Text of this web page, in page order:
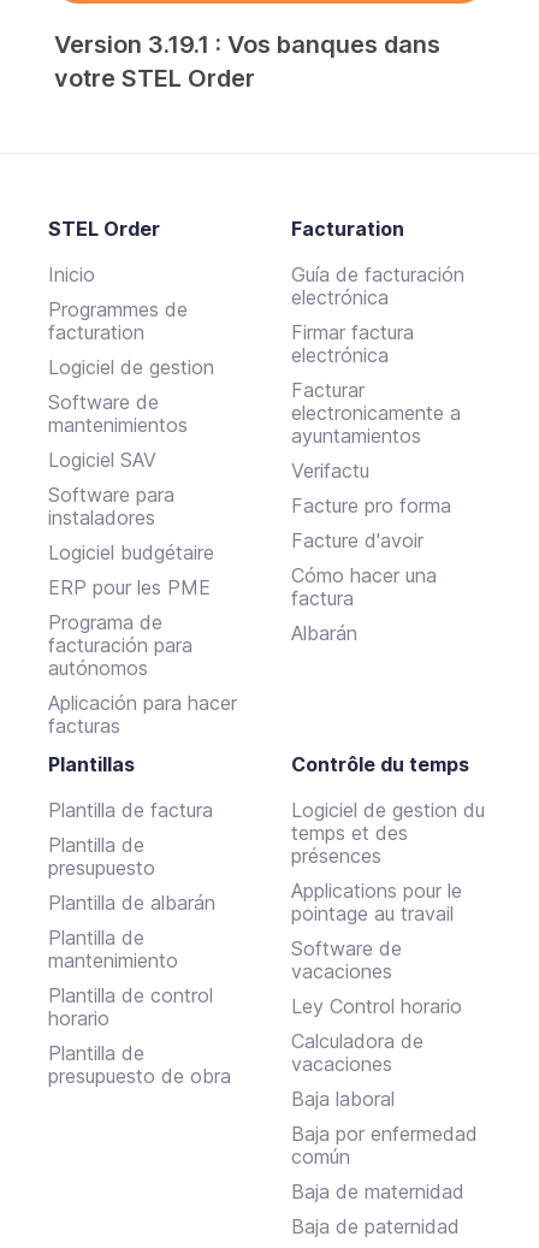
Version 3.19.1 : Vos banques dans
votre STEL Order
STEL Order
Inicio
Programmes de
facturation
Logiciel de gestion
Software de
mantenimientos
Logiciel SAV
Software para
instaladores
Logiciel budgétaire
ERP pour les PME
Programa de
facturación para
autónomos
Aplicación para hacer
facturas
Facturation
Guía de facturación
electrónica
Firmar factura
electrónica
Facturar
electronicamente a
ayuntamientos
Verifactu
Facture pro forma
Facture d'avoir
Cómo hacer una
factura
Albarán
Plantillas
Plantilla de factura
Plantilla de
presupuesto
Plantilla de albarán
Plantilla de
mantenimiento
Plantilla de control
horario
Plantilla de
presupuesto de obra
Contrôle du temps
Logiciel de gestion du
temps et des
présences
Applications pour le
pointage au travail
Software de
vacaciones
Ley Control horario
Calculadora de
vacaciones
Baja laboral
Baja por enfermedad
común
Baja de maternidad
Baja de paternidad